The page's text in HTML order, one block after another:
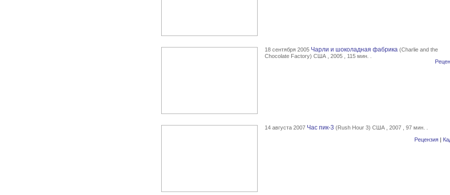
18 сентября 2005 Чарли и шоколадная фабрика (Charlie and the
Chocolate Factory) США , 2005 , 115 мин. .
14 августа 2007 Час пик-3 (Rush Hour 3) США , 2007 , 97 мин. .
Рецензия|